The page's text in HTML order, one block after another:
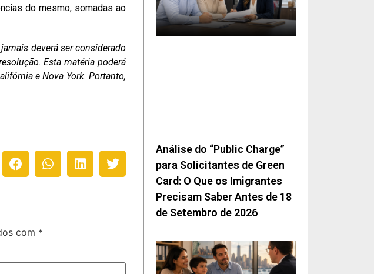
do mesmo, somadas ao
deverá ser considerado
Esta matéria poderá
e Nova York. Portanto,
com *
Análise do “Public Charge”
para Solicitantes de Green
Card: O Que os Imigrantes
Precisam Saber Antes de 18
de Setembro de 2026